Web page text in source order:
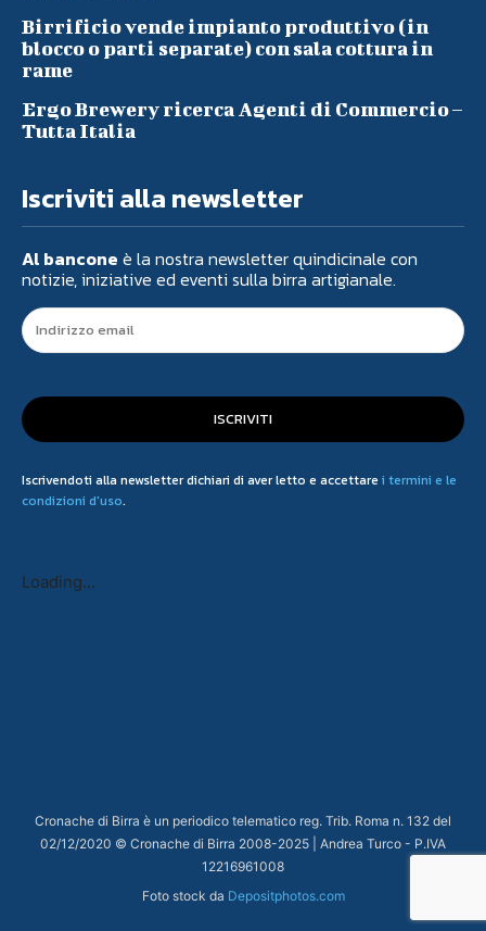
Birrificio vende impianto produttivo (in
blocco o parti separate) con sala cottura in
rame
Ergo Brewery ricerca Agenti di Commercio –
Tutta Italia
Iscriviti alla newsletter
Al bancone è la nostra newsletter quindicinale con
notizie, iniziative ed eventi sulla birra artigianale.
ISCRIVITI
Iscrivendoti alla newsletter dichiari di aver letto e accettare i termini e le
condizioni d'uso.
Loading...
Cronache di Birra è un periodico telematico reg. Trib. Roma n. 132 del
02/12/2020 © Cronache di Birra 2008-2025 | Andrea Turco - P.IVA
12216961008
Foto stock da Depositphotos.com